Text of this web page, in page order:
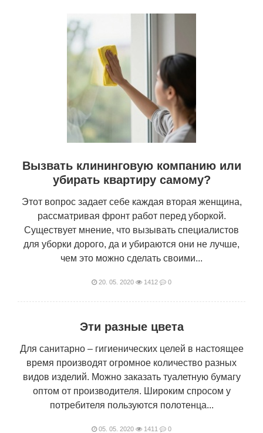
Вызвать клининговую компанию или
убирать квартиру самому?
Этот вопрос задает себе каждая вторая женщина,
рассматривая фронт работ перед уборкой.
Существует мнение, что вызывать специалистов
для уборки дорого, да и убираются они не лучше,
чем это можно сделать своими...
20. 05. 2020 1412 0
Эти разные цвета
Для санитарно – гигиенических целей в настоящее
время производят огромное количество разных
видов изделий. Можно заказать туалетную бумагу
оптом от производителя. Широким спросом у
потребителя пользуются полотенца...
05. 05. 2020 1411 0